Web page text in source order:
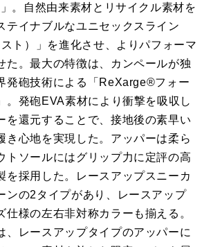
。自然由来素材とリサイクル素材を
テイナブルなユニセックスライン
ト）」を進化させ、よりパフォーマ
た。最大の特徴は、カンペールが独
発砲技術による「ReXarge®フォー
。発砲EVA素材により衝撃を吸収し
を還元することで、接地後の素早い
き心地を実現した。アッパーは柔ら
トソールにはグリップ力に定評の高
を採用した。レースアップスニーカ
ンの2タイプがあり、レースアップ
仕様の左右非対称カラーも揃える。
、レースアップタイプのアッパーに